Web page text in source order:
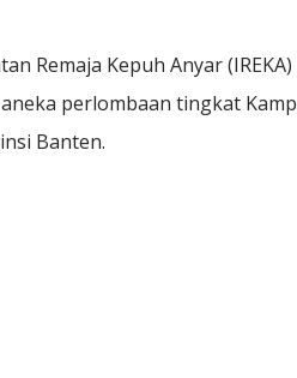
Remaja Kepuh Anyar
perlombaan tingkat
Banten.